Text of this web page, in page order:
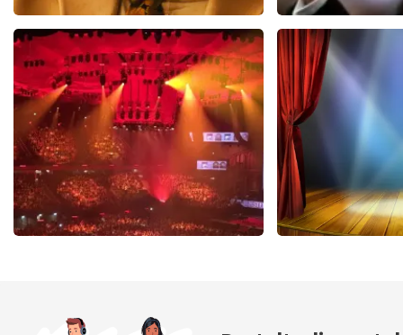
Teddy Swims
510laatste 30 minuten
BESTEL NU
Andre Rieu
503laatste 30
BESTEL NU
BESTEL NU